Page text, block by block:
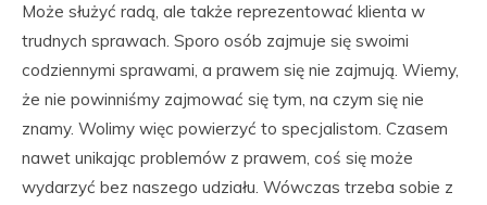
Może służyć radą, ale także reprezentować klienta w
trudnych sprawach. Sporo osób zajmuje się swoimi
codziennymi sprawami, a prawem się nie zajmują. Wiemy,
że nie powinniśmy zajmować się tym, na czym się nie
znamy. Wolimy więc powierzyć to specjalistom. Czasem
nawet unikając problemów z prawem, coś się może
wydarzyć bez naszego udziału. Wówczas trzeba sobie z